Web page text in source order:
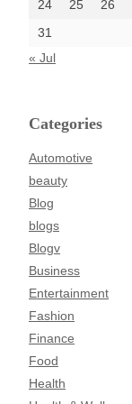
24
25 26
31
« Jul
Categories
Automotive
beauty
Blog
blogs
Blogv
Business
Entertainment
Fashion
Finance
Food
Health